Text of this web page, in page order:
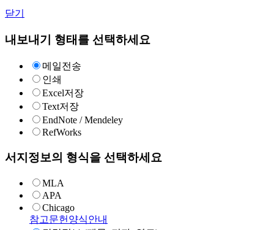
닫기
내보내기 형태를 선택하세요
메일전송
인쇄
Excel저장
Text저장
EndNote / Mendeley
RefWorks
서지정보의 형식을 선택하세요
MLA
APA
Chicago
참고문헌양식안내